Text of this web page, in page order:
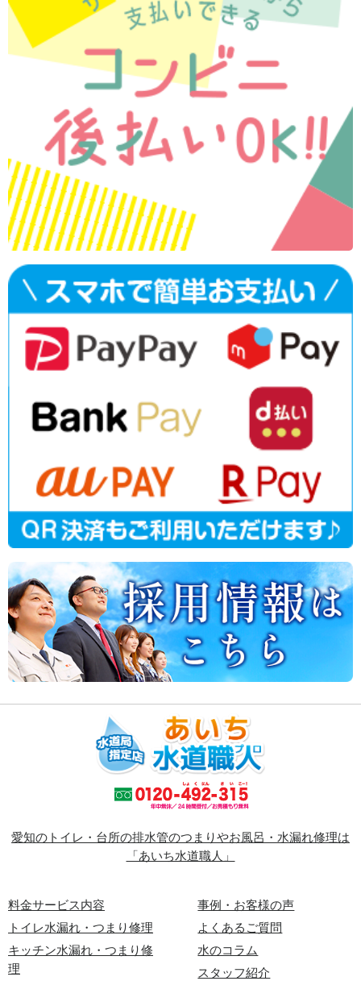
愛知のトイレ・台所の排水管のつまりやお風呂・水漏れ修理は
「あいち水道職人」
料金サービス内容
トイレ水漏れ・つまり修理
キッチン水漏れ・つまり修
理
事例・お客様の声
よくあるご質問
水のコラム
スタッフ紹介